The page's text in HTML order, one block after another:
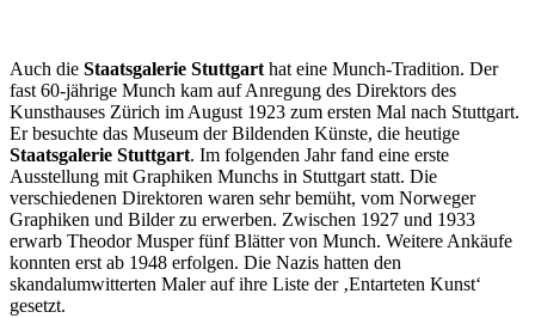
Auch die Staatsgalerie Stuttgart hat eine Munch-Tradition. Der
fast 60-jährige Munch kam auf Anregung des Direktors des
Kunsthauses Zürich im August 1923 zum ersten Mal nach Stuttgart.
Er besuchte das Museum der Bildenden Künste, die heutige
Staatsgalerie Stuttgart. Im folgenden Jahr fand eine erste
Ausstellung mit Graphiken Munchs in Stuttgart statt. Die
verschiedenen Direktoren waren sehr bemüht, vom Norweger
Graphiken und Bilder zu erwerben. Zwischen 1927 und 1933
erwarb Theodor Musper fünf Blätter von Munch. Weitere Ankäufe
konnten erst ab 1948 erfolgen. Die Nazis hatten den
skandalumwitterten Maler auf ihre Liste der ‚Entarteten Kunst‘
gesetzt.